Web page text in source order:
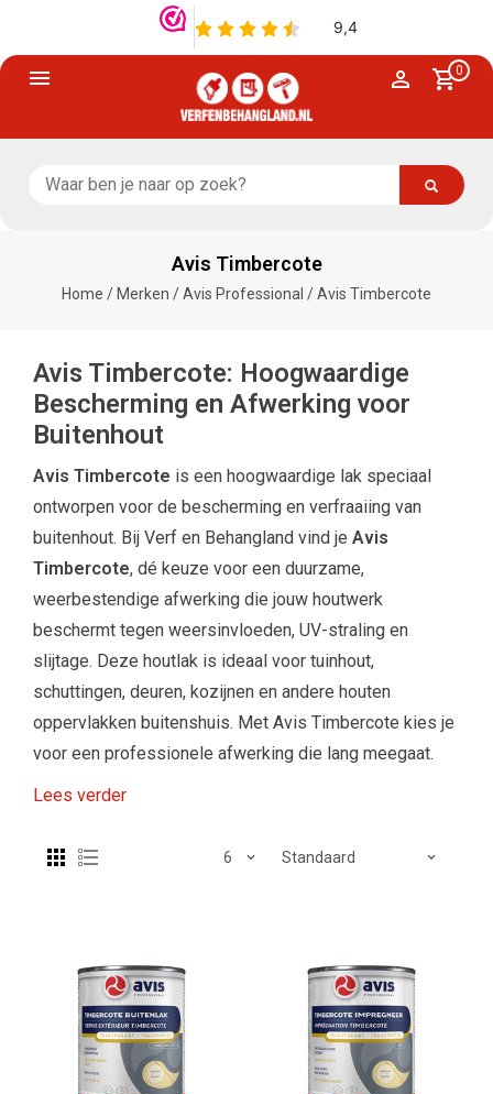
0
Avis Timbercote
Home / Merken /Avis Professional /Avis Timbercote
Avis Timbercote: Hoogwaardige
Bescherming en Afwerking voor
Buitenhout
Avis Timbercote is een hoogwaardige lak speciaal
ontworpen voor de bescherming en verfraaiing van
buitenhout. Bij Verf en Behangland vind je Avis
Timbercote, dé keuze voor een duurzame,
weerbestendige afwerking die jouw houtwerk
beschermt tegen weersinvloeden, UV-straling en
slijtage. Deze houtlak is ideaal voor tuinhout,
schuttingen, deuren, kozijnen en andere houten
oppervlakken buitenshuis. Met Avis Timbercote kies je
voor een professionele afwerking die lang meegaat.
Lees verder